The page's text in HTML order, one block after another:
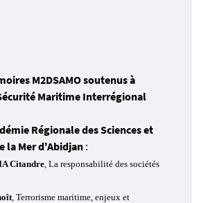
M2DSAMO soutenus à
Maritime Interrégional
des Sciences et
la Mer d'Abidjan :
Citandre, La responsabilité des sociétés
, Terrorisme maritime, enjeux et